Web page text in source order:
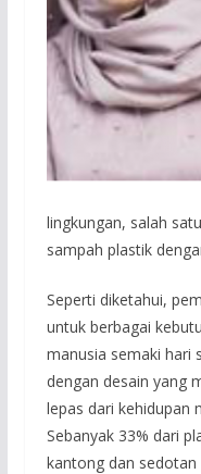
lingkungan, salah
sampah plastik
Seperti diketahui,
untuk berbagai
manusia semaki hari
dengan desain yang
lepas dari kehidupan
Sebanyak 33% dari
kantong dan